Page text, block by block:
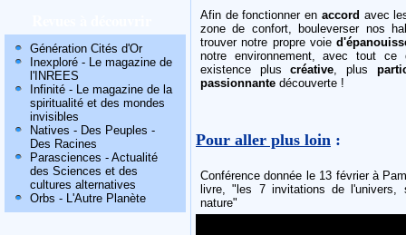
Génération Cités d'Or
Inexploré - Le magazine de
l'INREES
Infinité - Le magazine de la
spiritualité et des mondes
invisibles
Natives - Des Peuples -
Des Racines
Parasciences - Actualité
des Sciences et des
cultures alternatives
Orbs - L'Autre Planète
Afin de fonctionner en accord avec
zone de confort, bouleverser nos
trouver notre propre voie
notre environnement, avec tout
existence pluscréative , plus
passionnante découverte !
Pour aller plus loin :
Conférence donnée le 13 février à
livre, "les 7 invitations de l'univers,
nature"